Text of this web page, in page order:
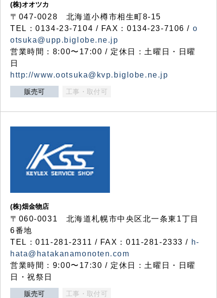
(株)オオツカ
〒047-0028 北海道小樽市相生町8-15
TEL：0134-23-7104 / FAX：0134-23-7106 / o
otsuka@upp.biglobe.ne.jp
営業時間：8:00〜17:00 / 定休日：土曜日・日曜
日
http://www.ootsuka@kvp.biglobe.ne.jp
販売可 工事・取付可
(株)畑金物店
〒060-0031 北海道札幌市中央区北一条東1丁目
6番地
TEL：011-281-2311 / FAX：011-281-2333 / h-
hata@hatakanamonoten.com
営業時間：9:00〜17:30 / 定休日：土曜日・日曜
日・祝祭日
販売可 工事・取付可